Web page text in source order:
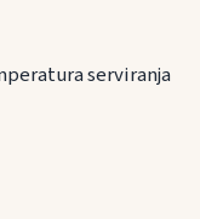
serviranja